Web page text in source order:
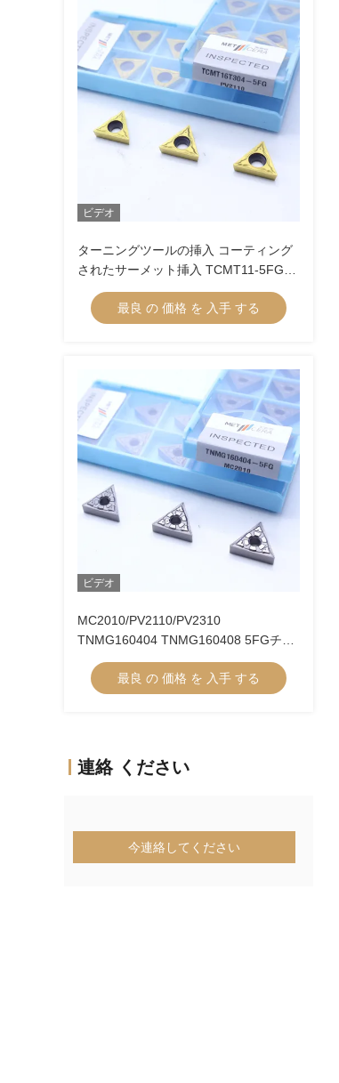
ビデオ
ターニングツールの挿入 コーティング
されたサーメット挿入 TCMT11-5FG
TCMT16-5FG サーメットターニング挿
最良 の 価格 を 入手 する
ビデオ
MC2010/PV2110/PV2310
TNMG160404 TNMG160408 5FGチッ
プブレーカーにおけるCNC機械のため
のCermetターニング挿入器
最良 の 価格 を 入手 する
連絡 ください
今連絡してください